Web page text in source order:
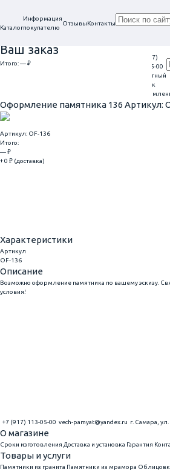
Каталог
Информация
покупателю
ОтзывыКонтакты
Ваш заказ
Итого:— ₽
Проконсультируем
+7 (917)
113-05-00
Обратный
звонок
Оформление памятника 136 Артикул:
Артикул: OF-136
Итого:
— ₽
+ 0 ₽ (доставка)
Характеристики
Артикул
OF-136
Описание
Возможно оформление памятника по вашему эскизу.
условия!
+7 (917) 113-05-00 vech-pamyat@yandex.ru г. Самара, ул.
О магазине
Сроки изготовления Доставка и установка Гарантия
Товары и услуги
Памятники из гранита Памятники из мрамора